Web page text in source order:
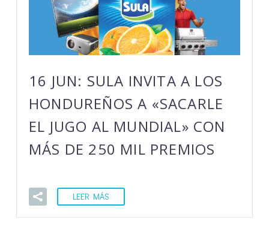
16 JUN: SULA INVITA A LOS
HONDUREÑOS A «SACARLE
EL JUGO AL MUNDIAL» CON
MÁS DE 250 MIL PREMIOS
LEER MÁS